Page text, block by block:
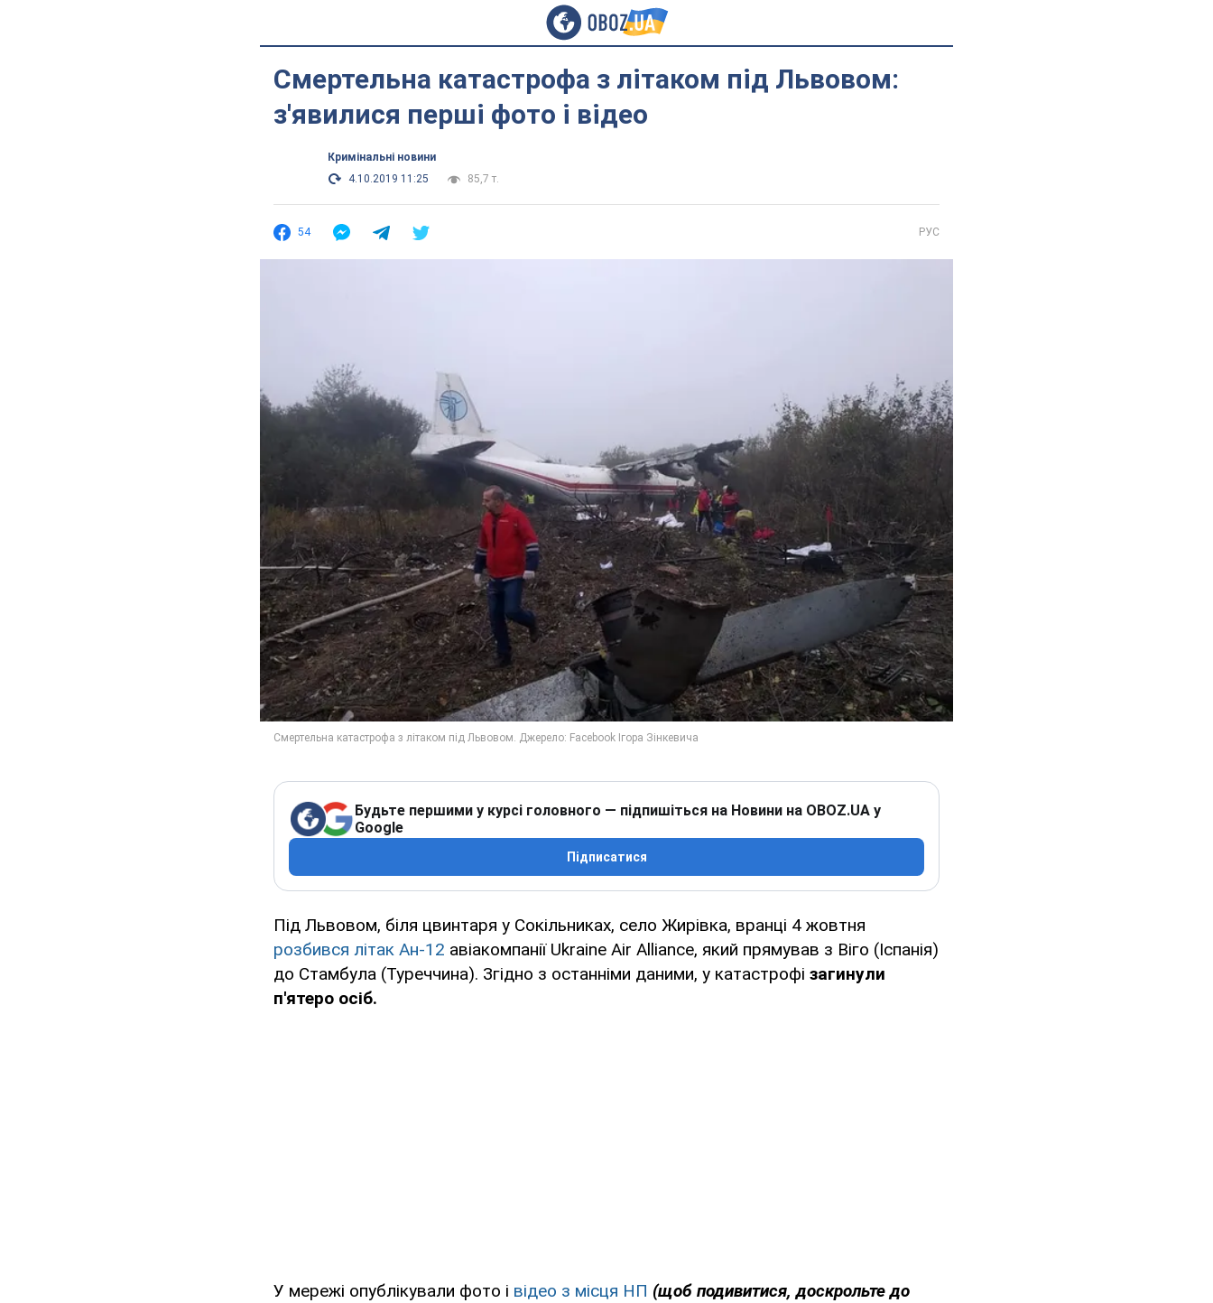
Смертельна катастрофа з літаком під Львовом:
з'явилися перші фото і відео
Кримінальні новини
4.10.2019 11:25
85,7 т.
54 РУС
Будьте першими у курсі головного — підпишіться на Новини на OBOZ.UA у
Google
Підписатися
Під Львовом, біля цвинтаря у Сокільниках, село Жирівка, вранці 4 жовтня
розбився літак Ан-12 авіакомпанії Ukraine Air Alliance, який прямував з Віго (Іспанія)
до Стамбула (Туреччина). Згідно з останніми даними, у катастрофі загинули
п'ятеро осіб.
У мережі опублікували фото і відео з місця НП (щоб подивитися, доскрольте до